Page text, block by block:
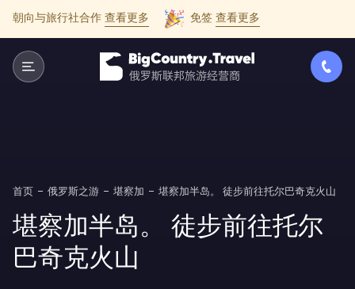
朝向与旅行社合作 查看更多 免签 查看更多
首页 俄罗斯之游 堪察加 堪察加半岛。 徒步前往托尔巴奇克火山
堪察加半岛。 徒步前往托尔
巴奇克火山